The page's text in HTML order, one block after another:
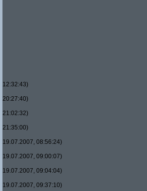
12:32:43)
20:27:40)
21:02:32)
21:35:00)
19.07.2007, 08:56:24)
19.07.2007, 09:00:07)
19.07.2007, 09:04:04)
19.07.2007, 09:37:10)